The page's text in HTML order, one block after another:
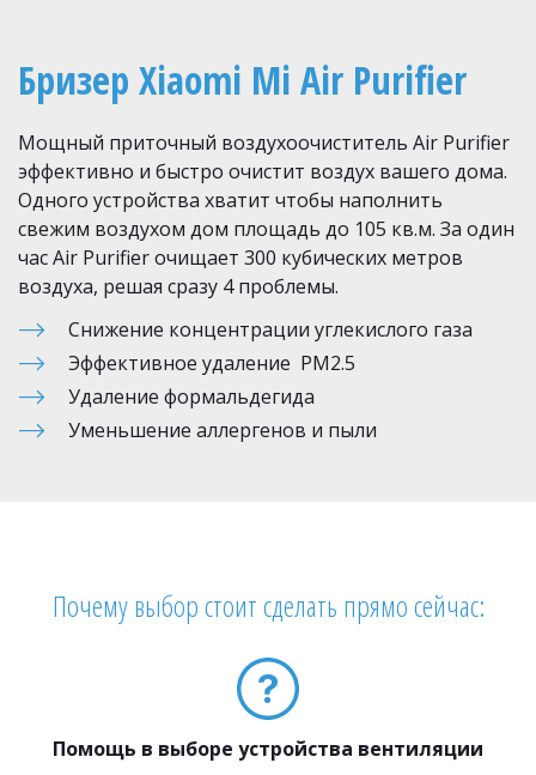
Бризер Xiaomi Mi Air Purifier
Мощный приточный воздухоочиститель Air Purifier
эффективно и быстро очистит воздух вашего дома.
Одного устройства хватит чтобы наполнить
свежим воздухом дом площадь до 105 кв.м. За один
час Air Purifier очищает 300 кубических метров
воздуха, решая сразу 4 проблемы.
Снижение концентрации углекислого газа
Эффективное удаление  PM2.5
Удаление формальдегида
Уменьшение аллергенов и пыли
Почему выбор стоит сделать прямо сейчас:
Помощь в выборе устройства вентиляции